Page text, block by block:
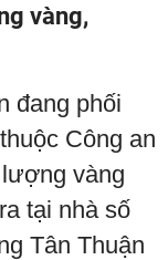
vàng,
đang phối
Công an
vàng
tại nhà số
Tân Thuận